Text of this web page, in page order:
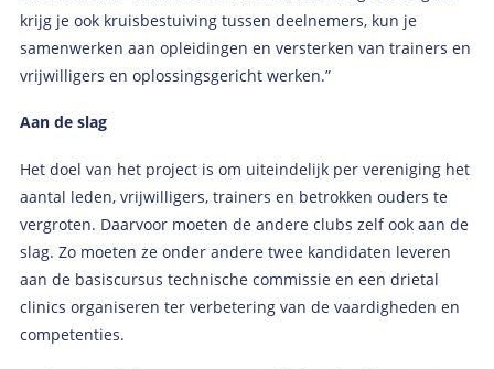
krijg je ook kruisbestuiving tussen deelnemers, kun je
samenwerken aan opleidingen en versterken van trainers en
vrijwilligers en oplossingsgericht werken.”
Aan de slag
Het doel van het project is om uiteindelijk per vereniging het
aantal leden, vrijwilligers, trainers en betrokken ouders te
vergroten. Daarvoor moeten de andere clubs zelf ook aan de
slag. Zo moeten ze onder andere twee kandidaten leveren
aan de basiscursus technische commissie en een drietal
clinics organiseren ter verbetering van de vaardigheden en
competenties.